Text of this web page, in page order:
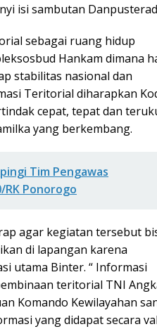
isi sambutan
sebagai ruang hidup
Hankam dimana
stabilitas nasional dan
Teritorial diharapkan
cepat, tepat dan
yang berkembang.
Tim Pengawas
Ponorogo
agar kegiatan tersebut
di lapangan karena
utama Binter. “ Informasi
teritorial TNI
Komando Kewilayahan
yang didapat secara